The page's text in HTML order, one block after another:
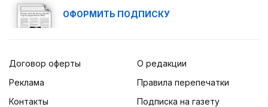
ОФОРМИТЬ ПОДПИСКУ
Договор оферты
Реклама
Контакты
О редакции
Правила перепечатки
Подписка на газету